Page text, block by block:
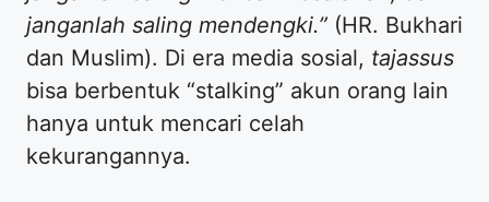
janganlah saling mendengki.” (HR. Bukhari
dan Muslim). Di era media sosial, tajassus
bisa berbentuk “stalking” akun orang lain
hanya untuk mencari celah
kekurangannya.